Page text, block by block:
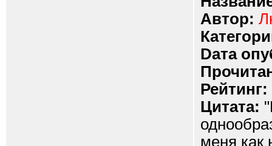
Автор:
Dата
Рейтинг:
Цитата:
меня как